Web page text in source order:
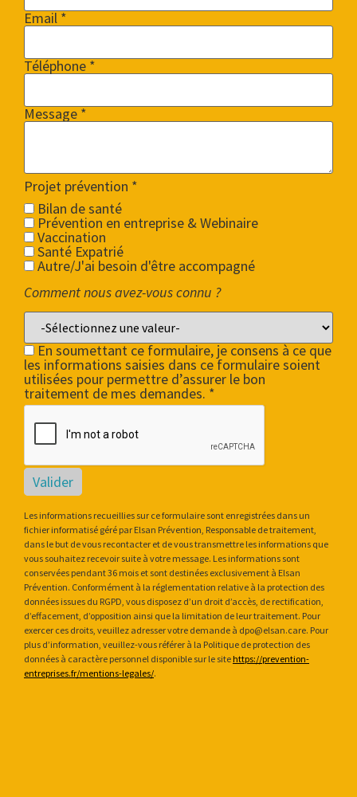
Email *
Téléphone *
Message *
Projet prévention *
Bilan de santé
Prévention en entreprise & Webinaire
Vaccination
Santé Expatrié
Autre/J'ai besoin d'être accompagné
Comment nous avez-vous connu ?
En soumettant ce formulaire, je consens à ce que
les informations saisies dans ce formulaire soient
utilisées pour permettre d’assurer le bon
traitement de mes demandes. *
Valider
Les informations recueillies sur ce formulaire sont enregistrées dans un
fichier informatisé géré par Elsan Prévention, Responsable de traitement,
dans le but de vous recontacter et de vous transmettre les informations que
vous souhaitez recevoir suite à votre message. Les informations sont
conservées pendant 36 mois et sont destinées exclusivement à Elsan
Prévention. Conformément à la réglementation relative à la protection des
données issues du RGPD, vous disposez d’un droit d’accès, de rectification,
d’effacement, d’opposition ainsi que la limitation de leur traitement. Pour
exercer ces droits, veuillez adresser votre demande à dpo@elsan.care. Pour
plus d’information, veuillez-vous référer à la Politique de protection des
données à caractère personnel disponible sur le site https://prevention-
entreprises.fr/mentions-legales/.